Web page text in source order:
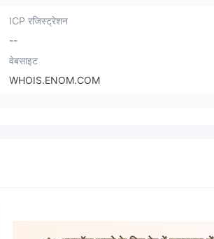
ICP रजिस्ट्रेशन
--
वेबसाइट
WHOIS.ENOM.COM